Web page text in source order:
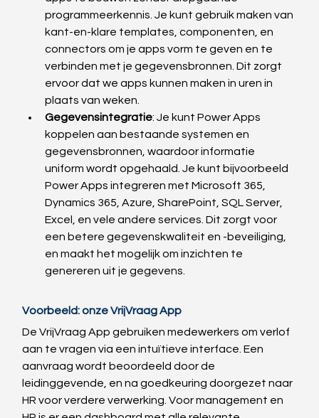
programmeerkennis. Je kunt gebruik maken van
kant-en-klare templates, componenten, en
connectors om je apps vorm te geven en te
verbinden met je gegevensbronnen. Dit zorgt
ervoor dat we apps kunnen maken in uren in
plaats van weken.
Gegevensintegratie: Je kunt Power Apps
koppelen aan bestaande systemen en
gegevensbronnen, waardoor informatie
uniform wordt opgehaald. Je kunt bijvoorbeeld
Power Apps integreren met Microsoft 365,
Dynamics 365, Azure, SharePoint, SQL Server,
Excel, en vele andere services. Dit zorgt voor
een betere gegevenskwaliteit en -beveiliging,
en maakt het mogelijk om inzichten te
genereren uit je gegevens.
Voorbeeld: onze VrijVraag App
De VrijVraag App gebruiken medewerkers om verlof
aan te vragen via een intuïtieve interface. Een
aanvraag wordt beoordeeld door de
leidinggevende, en na goedkeuring doorgezet naar
HR voor verdere verwerking. Voor management en